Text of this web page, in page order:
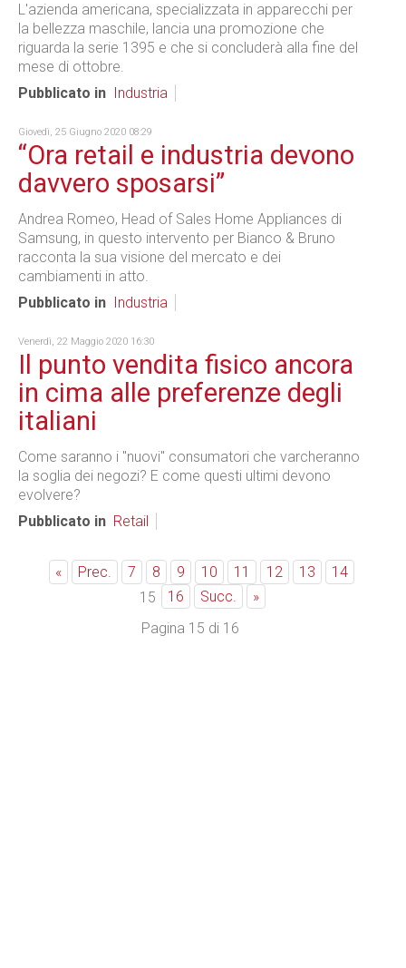
L'azienda americana, specializzata in apparecchi per
la bellezza maschile, lancia una promozione che
riguarda la serie 1395 e che si concluderà alla fine del
mese di ottobre.
Pubblicato in
Industria
Giovedì, 25 Giugno 2020 08:29
“Ora retail e industria devono
davvero sposarsi”
Andrea Romeo, Head of Sales Home Appliances di
Samsung, in questo intervento per Bianco & Bruno
racconta la sua visione del mercato e dei
cambiamenti in atto.
Pubblicato in
Industria
Venerdì, 22 Maggio 2020 16:30
Il punto vendita fisico ancora
in cima alle preferenze degli
italiani
Come saranno i "nuovi" consumatori che varcheranno
la soglia dei negozi? E come questi ultimi devono
evolvere?
Pubblicato in Retail
« Prec. 7 8 9 10 11 12 13
14
15
16 Succ.
»
Pagina 15 di 16